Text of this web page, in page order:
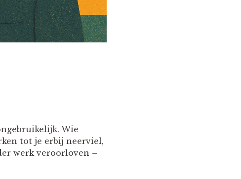
Wie
tot je erbij neerviel,
werk veroorloven –